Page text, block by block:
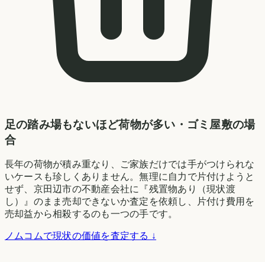
足の踏み場もないほど荷物が多い・ゴミ屋敷の場
合
長年の荷物が積み重なり、ご家族だけでは手がつけられな
いケースも珍しくありません。無理に自力で片付けようと
せず、京田辺市の不動産会社に『残置物あり（現状渡
し）』のまま売却できないか査定を依頼し、片付け費用を
売却益から相殺するのも一つの手です。
ノムコムで現状の価値を査定する ↓